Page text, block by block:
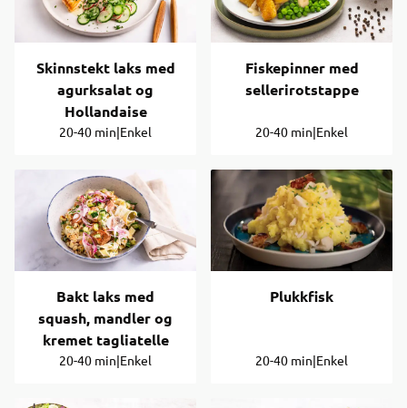
Skinnstekt laks med
agurksalat og
Hollandaise
20-40 min|Enkel
Fiskepinner med
sellerirotstappe
20-40 min|Enkel
Bakt laks med
squash, mandler og
kremet tagliatelle
20-40 min|Enkel
Plukkfisk
20-40 min|Enkel